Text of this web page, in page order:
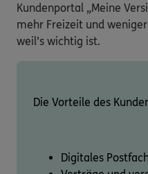
Kundenportal „Meine
mehr Freizeit und
weil’s wichtig ist.
Die Vorteile des
Digitales